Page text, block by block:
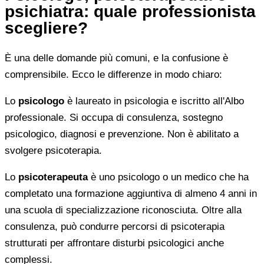
psichiatra: quale professionista
scegliere?
È una delle domande più comuni, e la confusione è
comprensibile. Ecco le differenze in modo chiaro:
Lo psicologo è laureato in psicologia e iscritto all'Albo
professionale. Si occupa di consulenza, sostegno
psicologico, diagnosi e prevenzione. Non è abilitato a
svolgere psicoterapia.
Lo psicoterapeutaè uno psicologo o un medico che ha
completato una formazione aggiuntiva di almeno 4 anni in
una scuola di specializzazione riconosciuta. Oltre alla
consulenza, può condurre percorsi di psicoterapia
strutturati per affrontare disturbi psicologici anche
complessi.